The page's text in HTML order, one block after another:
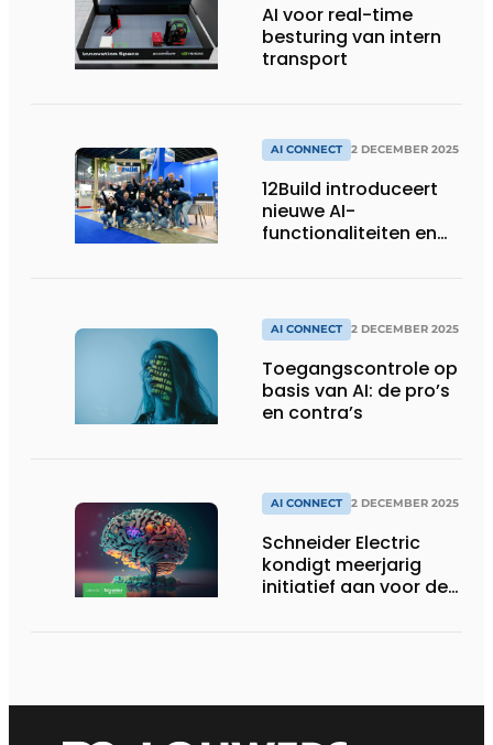
AI voor real-time
besturing van intern
transport
AI CONNECT 2 DECEMBER 2025
12Build introduceert
nieuwe AI-
functionaliteiten en
AI CONNECT 2 DECEMBER 2025
Toegangscontrole op
basis van AI: de pro’s
en contra’s
AI CONNECT 2 DECEMBER 2025
Schneider Electric
kondigt meerjarig
initiatief aan voor de